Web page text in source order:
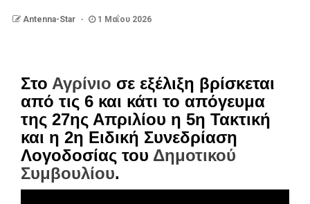
Antenna-Star 1 Μαΐου 2026
Στο Αγρίνιο σε εξέλιξη βρίσκεται
από τις 6 και κάτι το απόγευμα
της 27ης Απριλίου η 5η Τακτική
και η 2η Ειδική Συνεδρίαση
Λογοδοσίας του Δημοτικού
Συμβουλίου.